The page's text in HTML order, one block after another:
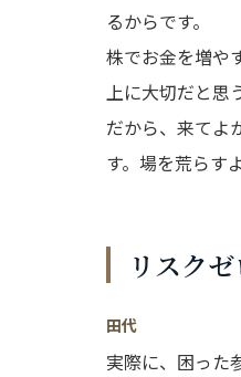
るからです。
株でお金を増や
上に大切だと思
だから、来てよ
す。場を荒らす
リスク
田代
実際に、困った